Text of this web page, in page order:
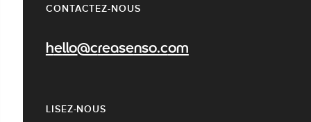
CONTACTEZ-NOUS
hello@creasenso.com
LISEZ-NOUS